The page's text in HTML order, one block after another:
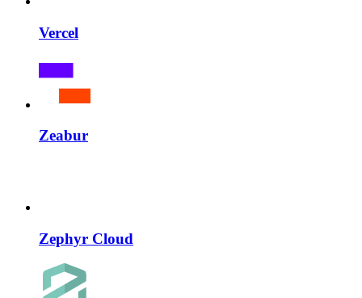
Vercel
Zeabur
Zephyr Cloud